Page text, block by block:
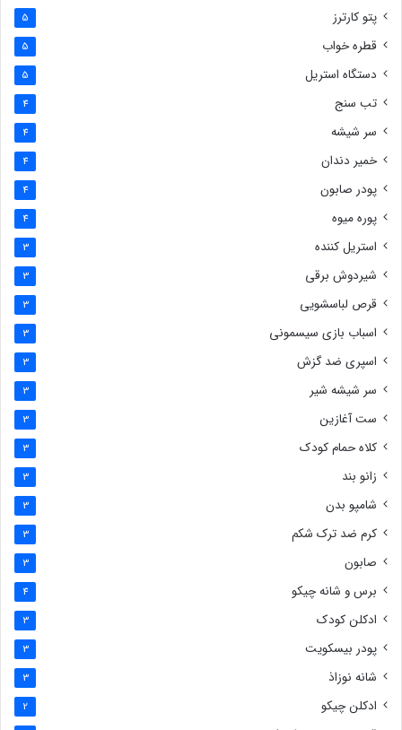
پتو کارترز 5
قطره خواب 5
دستگاه استریل 5
تب سنج 4
سر شیشه 4
خمیر دندان 4
پودر صابون 4
پوره میوه 4
استریل کننده 3
شیردوش برقی 3
قرص لباسشویی 3
اسباب بازی سیسمونی 3
اسپری ضد گزش 3
سر شیشه شیر 3
ست آغازین 3
کلاه حمام کودک 3
زانو بند 3
شامپو بدن 3
کرم ضد ترک شکم 3
صابون 3
برس و شانه چیکو 4
ادکلن کودک 3
پودر بیسکویت 3
شانه نوزاذ 3
ادکلن چیکو 2